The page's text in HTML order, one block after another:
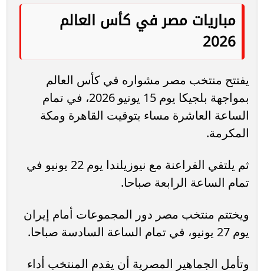
مباريات مصر في كأس العالم
2026
يفتتح منتخب مصر مشواره في كأس العالم
بمواجهة بلجيكا يوم 15 يونيو 2026، في تمام
الساعة العاشرة مساء بتوقيت القاهرة ومكة
المكرمة.
ثم يلتقي الفراعنة مع نيوزيلندا يوم 22 يونيو في
تمام الساعة الرابعة صباحا.
ويختتم منتخب مصر دور المجموعات أمام إيران
يوم 27 يونيو، في تمام الساعة السادسة صباحا.
وتأمل الجماهير المصرية أن يقدم المنتخب أداء